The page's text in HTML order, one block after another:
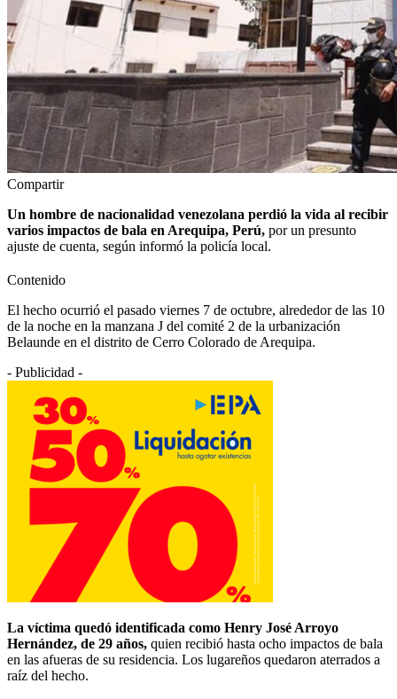
Compartir
Un hombre de nacionalidad venezolana perdió la vida al recibir
varios impactos de bala en Arequipa, Perú, por un presunto
ajuste de cuenta, según informó la policía local.
Contenido
El hecho ocurrió el pasado viernes 7 de octubre, alrededor de las 10
de la noche en la manzana J del comité 2 de la urbanización
Belaunde en el distrito de Cerro Colorado de Arequipa.
- Publicidad -
La víctima quedó identificada como Henry José Arroyo
Hernández, de 29 años, quien recibió hasta ocho impactos de bala
en las afueras de su residencia. Los lugareños quedaron aterrados a
raíz del hecho.